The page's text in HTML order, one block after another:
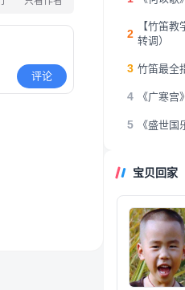
评论
2
【竹笛
转调）
3 竹笛最全
4 《广寒
5 《盛世国
宝贝回家